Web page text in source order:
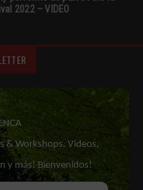
2022 – VIDEO